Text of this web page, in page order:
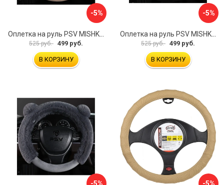
-5%
Оплетка на руль PSV MISHKA Premium 136099
525 руб. 499 руб.
В КОРЗИНУ
-5%
Оплетка на руль PSV MISHKA Premium 136095
525 руб. 499 руб.
В КОРЗИНУ